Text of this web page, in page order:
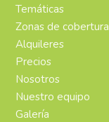
Temáticas
Zonas de cobertura
Alquileres
Precios
Nosotros
Nuestro equipo
Galería